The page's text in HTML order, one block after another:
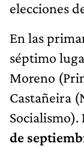
elecciones
En las
séptimo
Moreno
Castañeira
Socialismo).
de